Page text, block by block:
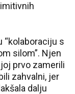
“kolaboraciju s
silom”. Njen
prvo zamerili
zahvalni, jer
dalju